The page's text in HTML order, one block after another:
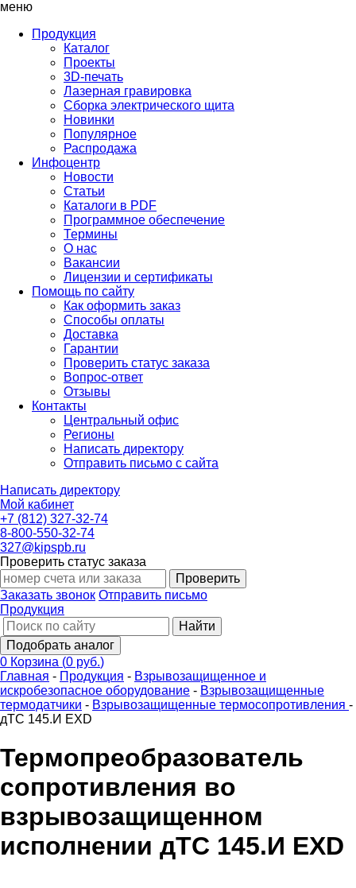
меню
Продукция
Каталог
Проекты
3D-печать
Лазерная гравировка
Сборка электрического щита
Новинки
Популярное
Распродажа
Инфоцентр
Новости
Статьи
Каталоги в PDF
Программное обеспечение
Термины
О нас
Вакансии
Лицензии и сертификаты
Помощь по сайту
Как оформить заказ
Способы оплаты
Доставка
Гарантии
Проверить статус заказа
Вопрос-ответ
Отзывы
Контакты
Центральный офис
Регионы
Написать директору
Отправить письмо с сайта
Написать директору
Мой кабинет
+7 (812) 327-32-74
8-800-550-32-74
327@kipspb.ru
Проверить статус заказа
Проверить
Заказать звонок Отправить письмо
Продукция
Найти
Подобрать аналог
0 Корзина (0 руб.)
Главная - Продукция - Взрывозащищенное и
искробезопасное оборудование - Взрывозащищенные
термодатчики - Взрывозащищенные термосопротивления -
дТС 145.И EXD
Термопреобразователь
сопротивления во
взрывозащищенном
исполнении дТС 145.И EXD